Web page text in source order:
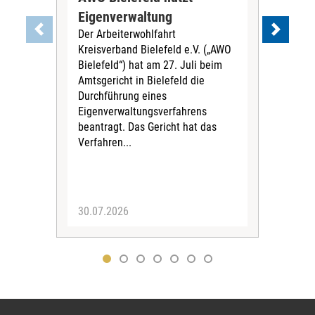
Eigenverwaltung
Der Arbeiterwohlfahrt
Kreisverband Bielefeld e.V. („AWO
Bielefeld“) hat am 27. Juli beim
Amtsgericht in Bielefeld die
Durchführung eines
Eigenverwaltungsverfahrens
beantragt. Das Gericht hat das
Verfahren...
30.07.2026